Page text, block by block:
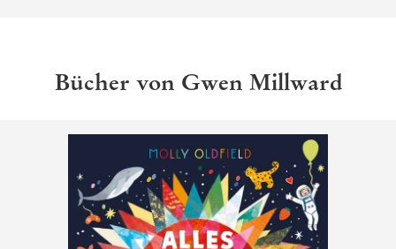
Bücher von Gwen Millward